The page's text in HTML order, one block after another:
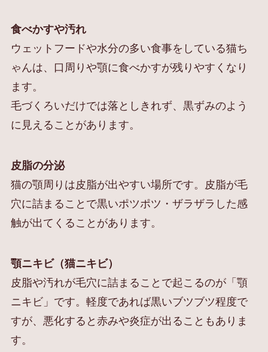
食べかすや汚れ
ウェットフードや水分の多い食事をしている猫ち
ゃんは、口周りや顎に食べかすが残りやすくなり
ます。
毛づくろいだけでは落としきれず、黒ずみのよう
に見えることがあります。
皮脂の分泌
猫の顎周りは皮脂が出やすい場所です。皮脂が毛
穴に詰まることで黒いポツポツ・ザラザラした感
触が出てくることがあります。
顎ニキビ（猫ニキビ）
皮脂や汚れが毛穴に詰まることで起こるのが「顎
ニキビ」です。軽度であれば黒いブツブツ程度で
すが、悪化すると赤みや炎症が出ることもありま
す。